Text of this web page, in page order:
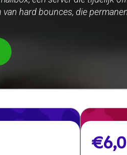
hard bounces, die